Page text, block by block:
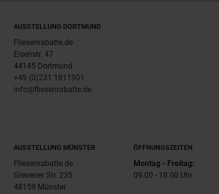
AUSSTELLUNG DORTMUND
Fliesenrabatte.de
Eisenstr. 47
44145 Dortmund
+49 (0)231 1811901
info@fliesenrabatte.de
AUSSTELLUNG MÜNSTER
Fliesenrabatte.de
Grevener Str. 235
48159 Münster
ÖFFNUNGSZEITEN
Montag - Freitag:
09.00 - 18.00 Uhr